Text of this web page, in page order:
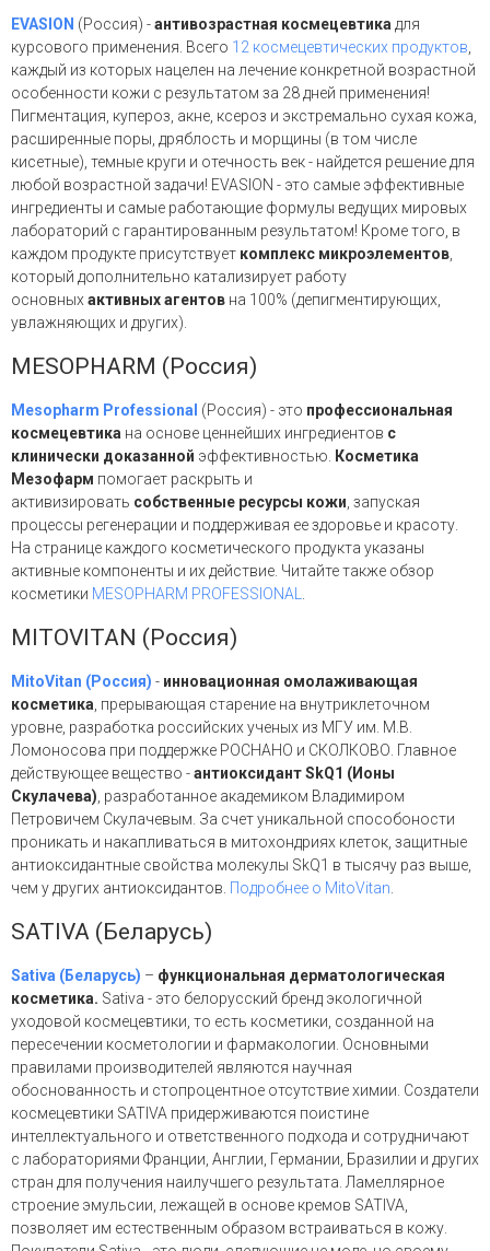
EVASION (Россия) -антивозрастная космецевтика для
курсового применения. Всего 12 космецевтических продуктов
каждый из которых нацелен на лечение конкретной возрастной
особенности кожи с результатом за 28 дней применения!
Пигментация, купероз, акне, ксероз и экстремально сухая кожа,
расширенные поры, дряблость и морщины (в том числе
кисетные), темные круги и отечность век - найдется решение для
любой возрастной задачи! EVASION - это самые эффективные
ингредиенты и самые работающие формулы ведущих мировых
лабораторий с гарантированным результатом! Кроме того, в
каждом продукте присутствует комплекс микроэлементов
который дополнительно катализирует работу
основных активных агентов на 100% (депигментирующих,
увлажняющих и других).
MESOPHARM (Россия)
Mesopharm Professional (Россия) - это профессиональная
космецевтика на основе ценнейших ингредиентов с
клинически доказанной эффективностью.
Косметика
Мезофарм помогает раскрыть и
активизировать собственные ресурсы кожи , запуская
процессы регенерации и поддерживая ее здоровье и красоту.
На странице каждого косметического продукта указаны
активные компоненты и их действие. Читайте также обзор
косметики MESOPHARM PROFESSIONAL
MITOVITAN (Россия)
MitoVitan (Россия) - инновационная омолаживающая
косметика прерывающая старение на внутриклеточном
уровне, разработка российских ученых из МГУ им. М.В.
Ломоносова при поддержке РОСНАНО и СКОЛКОВО. Главное
действующее вещество -антиоксидант SkQ1 (Ионы
Скулачева) , разработанное академиком Владимиром
Петровичем Скулачевым. За счет уникальной способоности
проникать и накапливаться в митохондриях клеток, защитные
антиоксидантные свойства молекулы SkQ1 в тысячу раз выше,
чем у других антиоксидантов. Подробнее о MitoVitan
SATIVA (Беларусь)
Sativa (Беларусь) – функциональная дерматологическая
косметика. Sativa - это белорусский бренд экологичной
уходовой космецевтики, то есть косметики, созданной на
пересечении косметологии и фармакологии. Основными
правилами производителей являются научная
обоснованность и стопроцентное отсутствие химии. Создатели
космецевтики SATIVA придерживаются поистине
интеллектуального и ответственного подхода и сотрудничают
с лабораториями Франции, Англии, Германии, Бразилии и других
стран для получения наилучшего результата. Ламеллярное
строение эмульсии, лежащей в основе кремов SATIVA,
позволяет им естественным образом встраиваться в кожу.